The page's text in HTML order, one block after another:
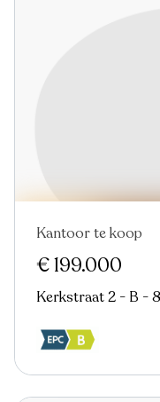
Kantoor te koop
€ 199.000
Kerkstraat 2 - B -